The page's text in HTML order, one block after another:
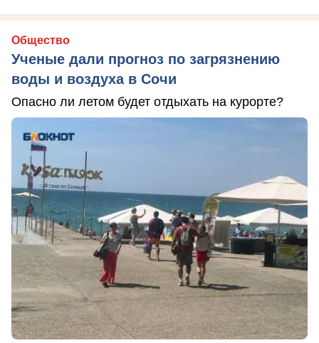
Общество
Ученые дали прогноз по загрязнению
воды и воздуха в Сочи
Опасно ли летом будет отдыхать на курорте?